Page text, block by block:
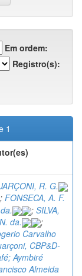
Em ordem:
Registro(s):
1
R. G.
; FONSECA, A. F.
; SILVA,
da.
;
Carvalho
CBP&D-
Aymbiré
Almeida